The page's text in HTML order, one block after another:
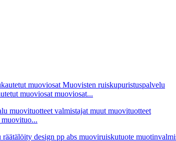
muoviosat muoviosat...